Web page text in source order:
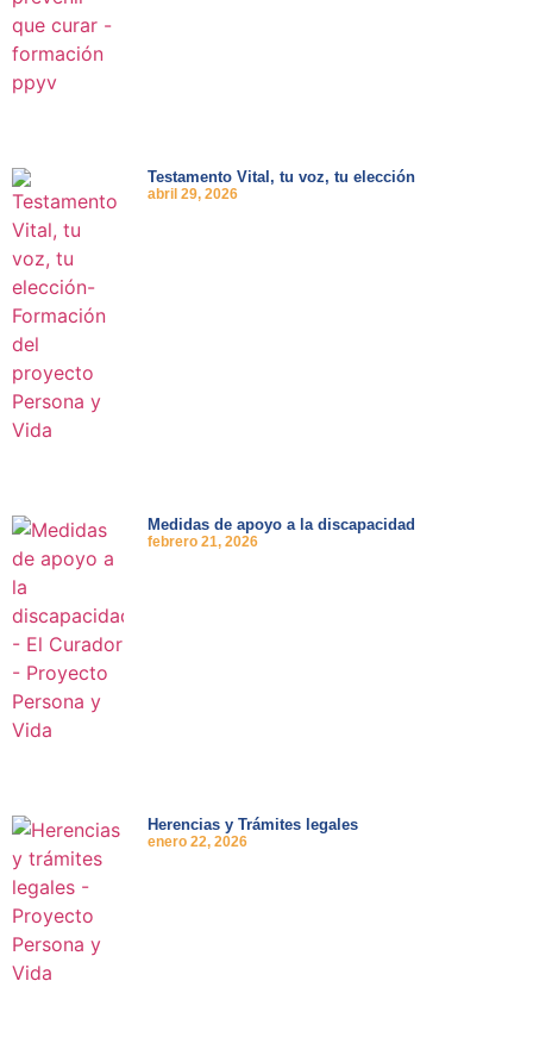
Testamento Vital, tu voz, tu elección
abril 29, 2026
Medidas de apoyo a la discapacidad
febrero 21, 2026
Herencias y Trámites legales
enero 22, 2026